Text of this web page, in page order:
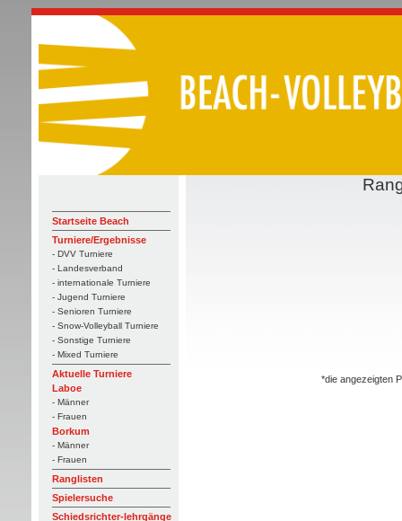
Startseite Beach
Turniere/Ergebnisse
- DVV Turniere
- Landesverband
- internationale Turniere
- Jugend Turniere
- Senioren Turniere
- Snow-Volleyball Turniere
- Sonstige Turniere
- Mixed Turniere
Aktuelle Turniere
Laboe
- Männer
- Frauen
Borkum
- Männer
- Frauen
Ranglisten
Spielersuche
Schiedsrichter-lehrgänge
*die angezeigten